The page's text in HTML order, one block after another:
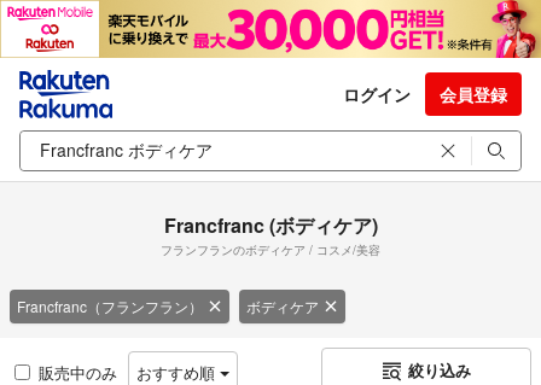
ログイン 会員登録
Francfranc (ボディケア)
フランフランのボディケア / コスメ/美容
Francfranc（フランフラン） ボディケア
販売中のみ おすすめ順 絞り込み